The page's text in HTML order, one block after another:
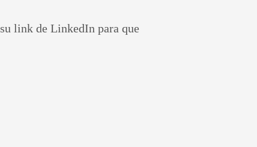
link de LinkedIn para que